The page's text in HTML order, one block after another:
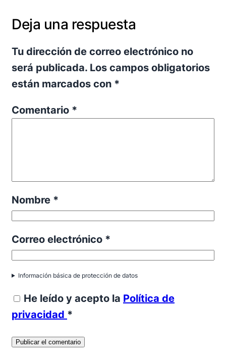
Deja una respuesta
Tu dirección de correo electrónico no
será publicada. Los campos obligatorios
están marcados con *
Comentario *
Nombre *
Correo electrónico *
Información básica de protección de datos
He leído y acepto la Política de
privacidad *